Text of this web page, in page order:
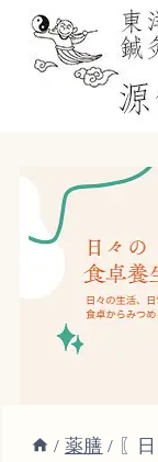
/ 薬膳 / 〖